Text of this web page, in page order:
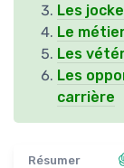
Les
Le
Les
Les
carrière
Résumer